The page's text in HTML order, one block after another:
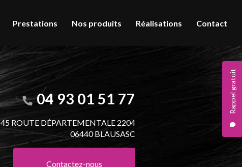
Rappel gratuit
Prestations Nos produits Réalisations Contact
04 93 01 51 77
45 ROUTE DÉPARTEMENTALE 2204
06440 BLAUSASC
Contactez-nous